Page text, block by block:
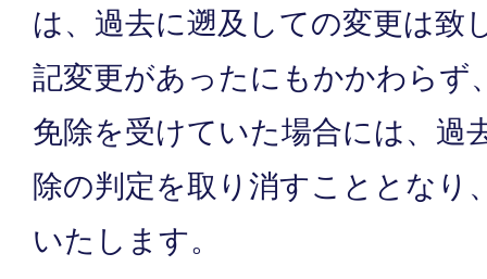
は、過去に遡及しての変更は致
記変更があったにもかかわらず
免除を受けていた場合には、過
除の判定を取り消すこととなり
いたします。